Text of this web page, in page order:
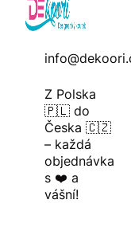
Z Polska
🇵🇱 do
Česka 🇨🇿
– každá
objednávka
s ❤️ a
vášní!